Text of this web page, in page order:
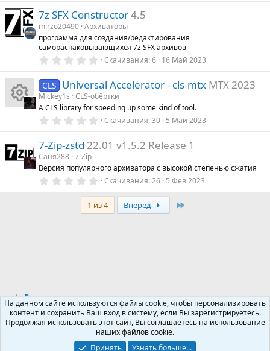
0
з
в
ё
з
д
7z SFX Constructor4.5
mirzo20490 Архиваторы
программа для создания/редактирования
самораспаковывающихся 7z SFX архивов
0
0
з
в
ё
з
Скачивания 6 16 Май 2023
к
о
н
е
су
CLS Universal Accelerator - cls-mtx MTX 2023
Mickey1s CLS-обёртки
A CLS library for speeding up some kind of tool.
0
0
ё
з
Скачивания 30 5 Май 2023
7-Zip-zstd 22.01 v1.5.2 Release 1
Саня288 7-Zip
Версия популярного архиватора с высокой степенью сжатия
0
0
0
з
Скачивания 26 5 Фев 2023
1 из 4 Вперёд
Ресурсы
Russian (RU)
Условия и правила
На данном сайте используются файлы cookie, чтобы персонализировать
контент и сохранить Ваш вход в систему, если Вы зарегистрируетесь.
Продолжая использовать этот сайт, Вы соглашаетесь на использование
наших файлов cookie.
Принять
Узнать больше...